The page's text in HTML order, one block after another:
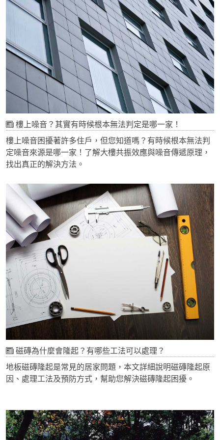
樓上噪音？其實有時候根本無法判定是哪一家！
樓上噪音困擾著許多住戶，但您知道嗎？有時候根本無法判
定噪音來源是哪一家！了解大樓共振效應與噪音傳遞原理，
找出真正的解決方法。
磁磚為什麼會隆起？有哪些工法可以處理？
地板磁磚隆起是常見的居家問題，本文詳細說明磁磚隆起原
因、處理工法及預防方式，幫助您解決磁磚隆起困擾。